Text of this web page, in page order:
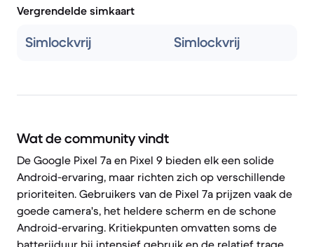
Vergrendelde simkaart
Simlockvrij Simlockvrij
Wat de community vindt
De Google Pixel 7a en Pixel 9 bieden elk een solide
Android-ervaring, maar richten zich op verschillende
prioriteiten. Gebruikers van de Pixel 7a prijzen vaak de
goede camera's, het heldere scherm en de schone
Android-ervaring. Kritiekpunten omvatten soms de
batterijduur bij intensief gebruik en de relatief trage